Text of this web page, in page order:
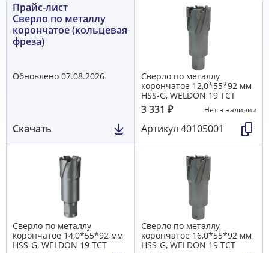
Прайс-лист
Сверло по металлу
корончатое (кольцевая
фреза)
Обновлено 07.08.2026
Скачать
Сверло по металлу
корончатое 12,0*55*92 мм
HSS-G, WELDON 19 TCT
3 331 ₽ Нет в наличии
Артикул 40105001
Сверло по металлу
корончатое 14,0*55*92 мм
HSS-G, WELDON 19 TCT
Сверло по металлу
корончатое 16,0*55*92 мм
HSS-G, WELDON 19 TCT